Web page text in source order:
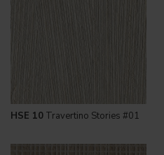
HSE 10 Travertino Stories #01